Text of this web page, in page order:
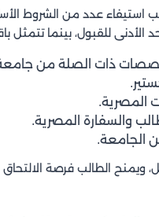
استيفاء عدد من الشروط
الأدنى للقبول، بينما تتمثل
ذات الصلة من
المصرية.
والسفارة المصرية.
الجامعة.
الطالب فرصة الالتحاق